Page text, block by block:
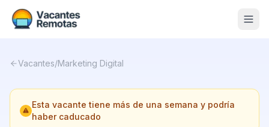
Nosotros
Vacantes/Marketing Digital
Esta vacante tiene más de una semana y podría
haber caducado